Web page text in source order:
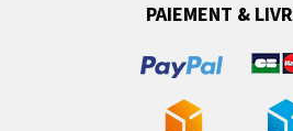
PAIEMENT &